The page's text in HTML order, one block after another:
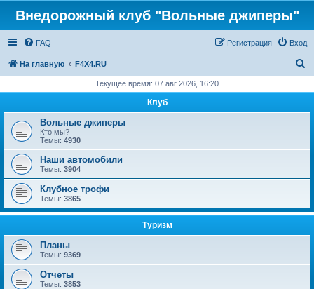
Внедорожный клуб "Вольные джиперы"
FAQ Вход
Регистрация
На главную F4X4.RU
с
Текущее время: 07 авг 2026, 16:20
Клуб
Вольные джиперы
Кто мы?
Темы: 4930
Наши автомобили
Темы: 3904
Клубное трофи
Темы: 3865
Туризм
Планы
Темы: 9369
Отчеты
Темы: 3853